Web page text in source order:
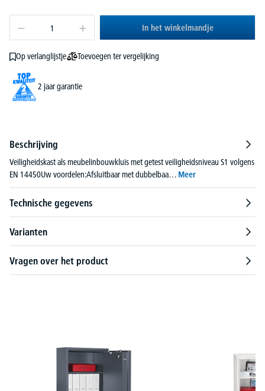
In het winkelmandje
Op verlanglijstje Toevoegen ter vergelijking
2 jaar garantie
Beschrijving
Veiligheidskast als meubelinbouwkluis met getest veiligheidsniveau S1 volgens
EN 14450Uw voordelen:Afsluitbaar met dubbelbaa… Meer
Technische gegevens
Varianten
Vragen over het product